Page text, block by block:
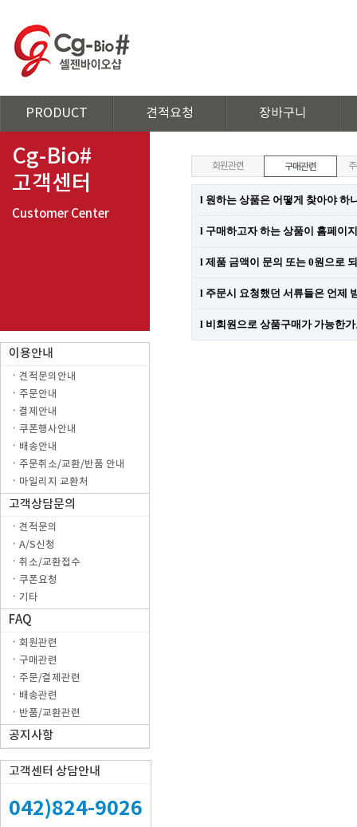
PRODUCT 견적요청 장바구니
Cg-Bio#
고객센터
Customer Center
이용안내
ㆍ견적문의안내
ㆍ주문안내
ㆍ결제안내
ㆍ쿠폰행사안내
ㆍ배송안내
ㆍ주문취소/교환/반품 안내
ㆍ마일리지 교환처
고객상담문의
ㆍ견적문의
ㆍA/S신청
ㆍ취소/교환접수
ㆍ쿠폰요청
ㆍ기타
FAQ
ㆍ회원관련
ㆍ구매관련
ㆍ주문/결제관련
ㆍ배송관련
ㆍ반품/교환관련
공지사항
고객센터 상담안내
042)824-9026
회원관련 구매관련
l 원하는 상품은 어떻게 찾아야 하
l 구매하고자 하는 상품이 홈페이
l 제품 금액이 문의 또는 0원으로
l 주문시 요청했던 서류들은 언제
l 비회원으로 상품구매가 가능한